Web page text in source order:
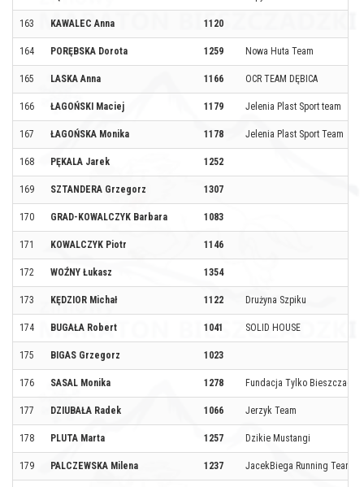
163 KAWALEC Anna 1120
164 PORĘBSKA Dorota 1259 Nowa Huta Team
165 LASKA Anna 1166 OCR TEAM DĘBICA
166 ŁAGOŃSKI Maciej 1179 Jelenia Plast Sport team
167 ŁAGOŃSKA Monika 1178 Jelenia Plast Sport Team
168 PĘKALA Jarek 1252
169 SZTANDERA Grzegorz 1307
170 GRAD-KOWALCZYK Barbara 1083
171 KOWALCZYK Piotr 1146
172 WOŹNY Łukasz 1354
173 KĘDZIOR Michał 1122 Drużyna Szpiku
174 BUGAŁA Robert 1041 SOLID HOUSE
175 BIGAS Grzegorz 1023
176 SASAL Monika 1278 Fundacja Tylko Bieszczady
177 DZIUBAŁA Radek 1066 Jerzyk Team
178 PLUTA Marta 1257 Dzikie Mustangi
179 PALCZEWSKA Milena 1237 JacekBiega Running Team